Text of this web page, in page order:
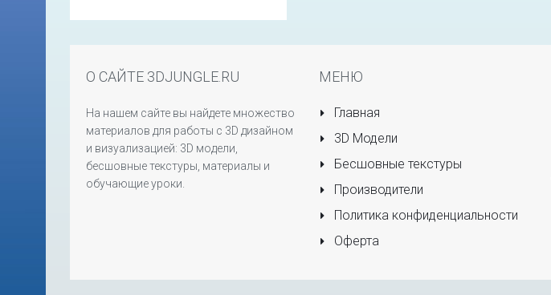
О САЙТЕ 3DJUNGLE.RU
На нашем сайте вы найдете множество
материалов для работы с 3D дизайном
и визуализацией: 3D модели,
бесшовные текстуры, материалы и
обучающие уроки.
МЕНЮ
Главная
3D Модели
Бесшовные текстуры
Производители
Политика конфиденциальности
Оферта